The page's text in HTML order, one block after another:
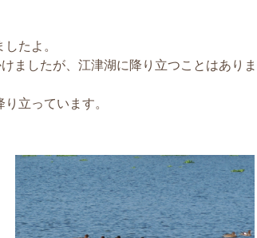
たよ。
ましたが、江津湖に降り立つことはあり
立っています。